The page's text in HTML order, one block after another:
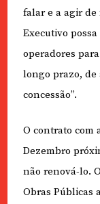
falar e a agir de
Executivo
operadores
longo prazo, de
concessão”.
O contrato com
Dezembro
não renová-lo.
Obras Públicas